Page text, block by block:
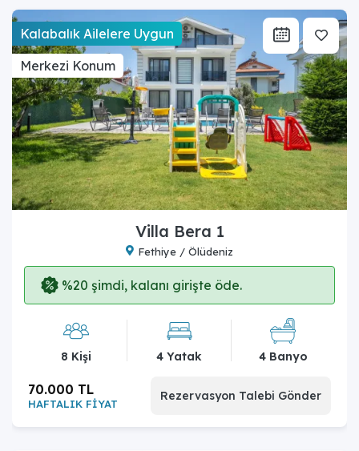
Kalabalık Ailelere Uygun
Merkezi Konum
Villa Bera 1
Fethiye / Ölüdeniz
%20 şimdi, kalanı girişte öde.
8 Kişi 4 Yatak 4 Banyo
HAFTALIK FİYAT
70.000 TL Rezervasyon Talebi Gönder